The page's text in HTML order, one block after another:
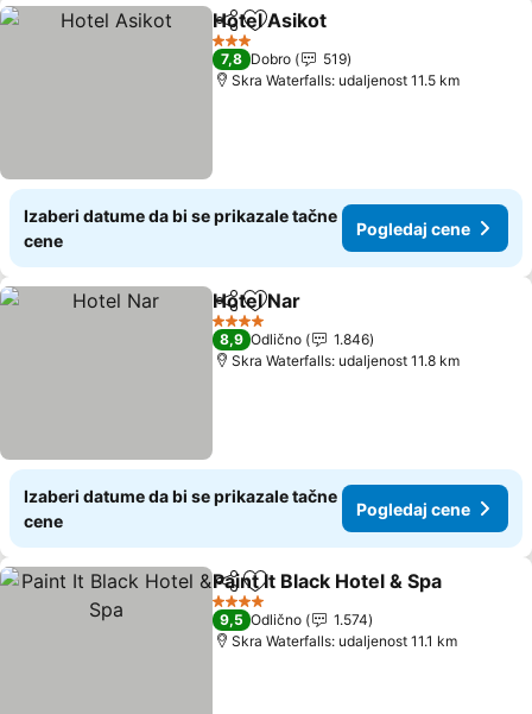
Deli Dodati u favorite
Hotel Asikot
3 Zvezdice
7,8 Dobro
519
Skra Waterfalls: udaljenost 11.5 km
Izaberi datume da bi se prikazale tačne
cene
Pogledaj cene
Deli Dodati u favorite
Hotel Nar
4 Zvezdice
8,9 Odlično
1.846
Skra Waterfalls: udaljenost 11.8 km
Izaberi datume da bi se prikazale tačne
cene
Pogledaj cene
Deli Dodati u favorite
Paint It Black Hotel & Spa
4 Zvezdice
9,5 Odlično
1.574
Skra Waterfalls: udaljenost 11.1 km